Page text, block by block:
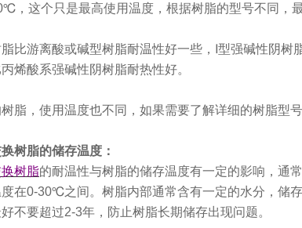
，这个只是最高使用温度，根据树脂的型号不同，
比游离酸或碱型树脂耐温性好一些，Ⅰ型强碱性阴
烯酸系强碱性阴树脂耐热性好。
脂，使用温度也不同，如果需要了解详细的树脂型
树脂的储存温度：
树脂的耐温性与树脂的储存温度有一定的影响，通
在0-30℃之间。树脂内部通常含有一定的水分，储
不要超过2-3年，防止树脂长期储存出现问题。